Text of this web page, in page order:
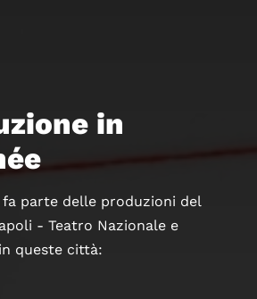
in
fa parte delle produzioni del
- Teatro Nazionale e
queste città: